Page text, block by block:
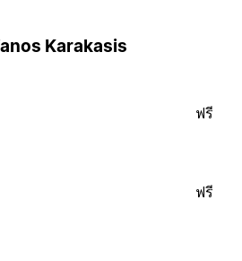
Karakasis
ฟรี
ฟรี